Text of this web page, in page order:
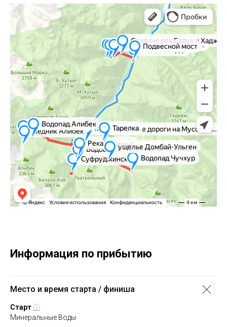
Информация по прибытию
Место и время старта / финиша
Стартⓘ
Минеральные Воды